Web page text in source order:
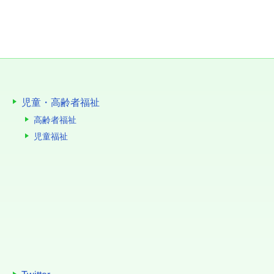
児童・高齢者福祉
高齢者福祉
児童福祉